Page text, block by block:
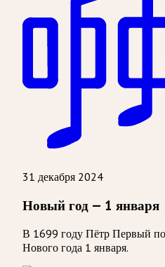
31 декабря 2024
Новый год — 1 января
В 1699 году Пётр Первый
Нового года 1 января.